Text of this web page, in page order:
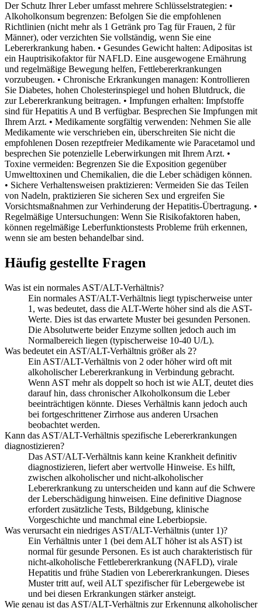
Der Schutz Ihrer Leber umfasst mehrere Schlüsselstrategien: •
Alkoholkonsum begrenzen: Befolgen Sie die empfohlenen
Richtlinien (nicht mehr als 1 Getränk pro Tag für Frauen, 2 für
Männer), oder verzichten Sie vollständig, wenn Sie eine
Lebererkrankung haben. • Gesundes Gewicht halten: Adipositas ist
ein Hauptrisikofaktor für NAFLD. Eine ausgewogene Ernährung
und regelmäßige Bewegung helfen, Fettlebererkrankungen
vorzubeugen. • Chronische Erkrankungen managen: Kontrollieren
Sie Diabetes, hohen Cholesterinspiegel und hohen Blutdruck, die
zur Lebererkrankung beitragen. • Impfungen erhalten: Impfstoffe
sind für Hepatitis A und B verfügbar. Besprechen Sie Impfungen mit
Ihrem Arzt. • Medikamente sorgfältig verwenden: Nehmen Sie alle
Medikamente wie verschrieben ein, überschreiten Sie nicht die
empfohlenen Dosen rezeptfreier Medikamente wie Paracetamol und
besprechen Sie potenzielle Leberwirkungen mit Ihrem Arzt. •
Toxine vermeiden: Begrenzen Sie die Exposition gegenüber
Umwelttoxinen und Chemikalien, die die Leber schädigen können.
• Sichere Verhaltensweisen praktizieren: Vermeiden Sie das Teilen
von Nadeln, praktizieren Sie sicheren Sex und ergreifen Sie
Vorsichtsmaßnahmen zur Verhinderung der Hepatitis-Übertragung. •
Regelmäßige Untersuchungen: Wenn Sie Risikofaktoren haben,
können regelmäßige Leberfunktionstests Probleme früh erkennen,
wenn sie am besten behandelbar sind.
Häufig gestellte Fragen
Was ist ein normales AST/ALT-Verhältnis?
Ein normales AST/ALT-Verhältnis liegt typischerweise unter
1, was bedeutet, dass die ALT-Werte höher sind als die AST-
Werte. Dies ist das erwartete Muster bei gesunden Personen.
Die Absolutwerte beider Enzyme sollten jedoch auch im
Normalbereich liegen (typischerweise 10-40 U/L).
Was bedeutet ein AST/ALT-Verhältnis größer als 2?
Ein AST/ALT-Verhältnis von 2 oder höher wird oft mit
alkoholischer Lebererkrankung in Verbindung gebracht.
Wenn AST mehr als doppelt so hoch ist wie ALT, deutet dies
darauf hin, dass chronischer Alkoholkonsum die Leber
beeinträchtigen könnte. Dieses Verhältnis kann jedoch auch
bei fortgeschrittener Zirrhose aus anderen Ursachen
beobachtet werden.
Kann das AST/ALT-Verhältnis spezifische Lebererkrankungen
diagnostizieren?
Das AST/ALT-Verhältnis kann keine Krankheit definitiv
diagnostizieren, liefert aber wertvolle Hinweise. Es hilft,
zwischen alkoholischer und nicht-alkoholischer
Lebererkrankung zu unterscheiden und kann auf die Schwere
der Leberschädigung hinweisen. Eine definitive Diagnose
erfordert zusätzliche Tests, Bildgebung, klinische
Vorgeschichte und manchmal eine Leberbiopsie.
Was verursacht ein niedriges AST/ALT-Verhältnis (unter 1)?
Ein Verhältnis unter 1 (bei dem ALT höher ist als AST) ist
normal für gesunde Personen. Es ist auch charakteristisch für
nicht-alkoholische Fettlebererkrankung (NAFLD), virale
Hepatitis und frühe Stadien von Lebererkrankungen. Dieses
Muster tritt auf, weil ALT spezifischer für Lebergewebe ist
und bei diesen Erkrankungen stärker ansteigt.
Wie genau ist das AST/ALT-Verhältnis zur Erkennung alkoholischer